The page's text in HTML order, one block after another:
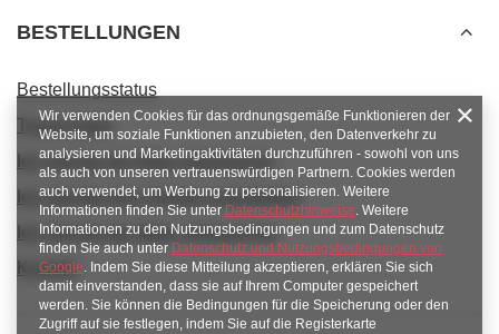
BESTELLUNGEN
Bestellungsstatus
Track-Paket
Ich möchte die Ware reklamieren
Ich möchte vom Vertrag zurücktreten
Ich möchte die Ware umtauschen
Kontakt
Wir verwenden Cookies für das ordnungsgemäße Funktionieren der
Website, um soziale Funktionen anzubieten, den Datenverkehr zu
analysieren und Marketingaktivitäten durchzuführen - sowohl von uns
als auch von unseren vertrauenswürdigen Partnern. Cookies werden
auch verwendet, um Werbung zu personalisieren. Weitere
Informationen finden Sie unter Datenschutzhinweise. Weitere
Informationen zu den Nutzungsbedingungen und zum Datenschutz
finden Sie auch unter Datenschutz und Nutzungsbedingungen von
Google. Indem Sie diese Mitteilung akzeptieren, erklären Sie sich
damit einverstanden, dass sie auf Ihrem Computer gespeichert
werden. Sie können die Bedingungen für die Speicherung oder den
Zugriff auf sie festlegen, indem Sie auf die Registerkarte